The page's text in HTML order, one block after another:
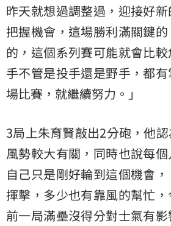
昨天就想過調整過，迎接好
把握機會，這場勝利滿關鍵
的，這個系列賽可能就會比
手不管是投手還是野手，都
場比賽，就繼續努力。」
3局上朱育賢敲出2分砲，他
風勢較大有關，同時也說每個
自己只是剛好輪到這個機會
揮擊，多少也有靠風的幫忙，
前一局滿壘沒得分對士氣有